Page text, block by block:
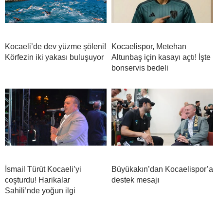
Kocaeli’de dev yüzme şöleni!
Körfezin iki yakası buluşuyor
Kocaelispor, Metehan
Altunbaş için kasayı açtı! İşte
bonservis bedeli
İsmail Türüt Kocaeli’yi
coşturdu! Harikalar
Sahili’nde yoğun ilgi
Büyükakın’dan Kocaelispor’a
destek mesajı